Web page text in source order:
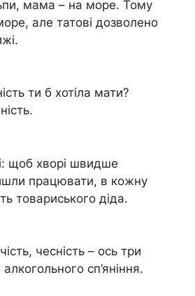
мама – на море. Тому
але татові дозволено
ти б хотіла мати?
щоб хворі швидше
працювати, в кожну
товариського діда.
чесність – ось три
сп’яніння.